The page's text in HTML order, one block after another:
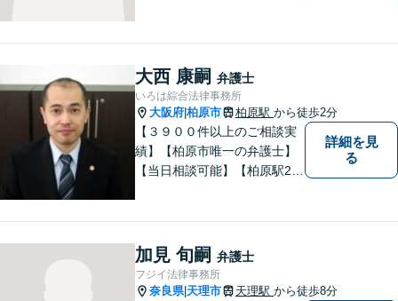
大西 康嗣 弁護士
いろは綜合法律事務所
大阪府 柏原市 柏原駅 から徒歩2分
【３９００件以上のご相談実
績】【柏原市唯一の弁護士】
【当日相談可能】【柏原駅2
詳細を見
る
加見 旬嗣 弁護士
フジイ法律事務所
奈良県| 天理市 天理駅 から徒歩8分